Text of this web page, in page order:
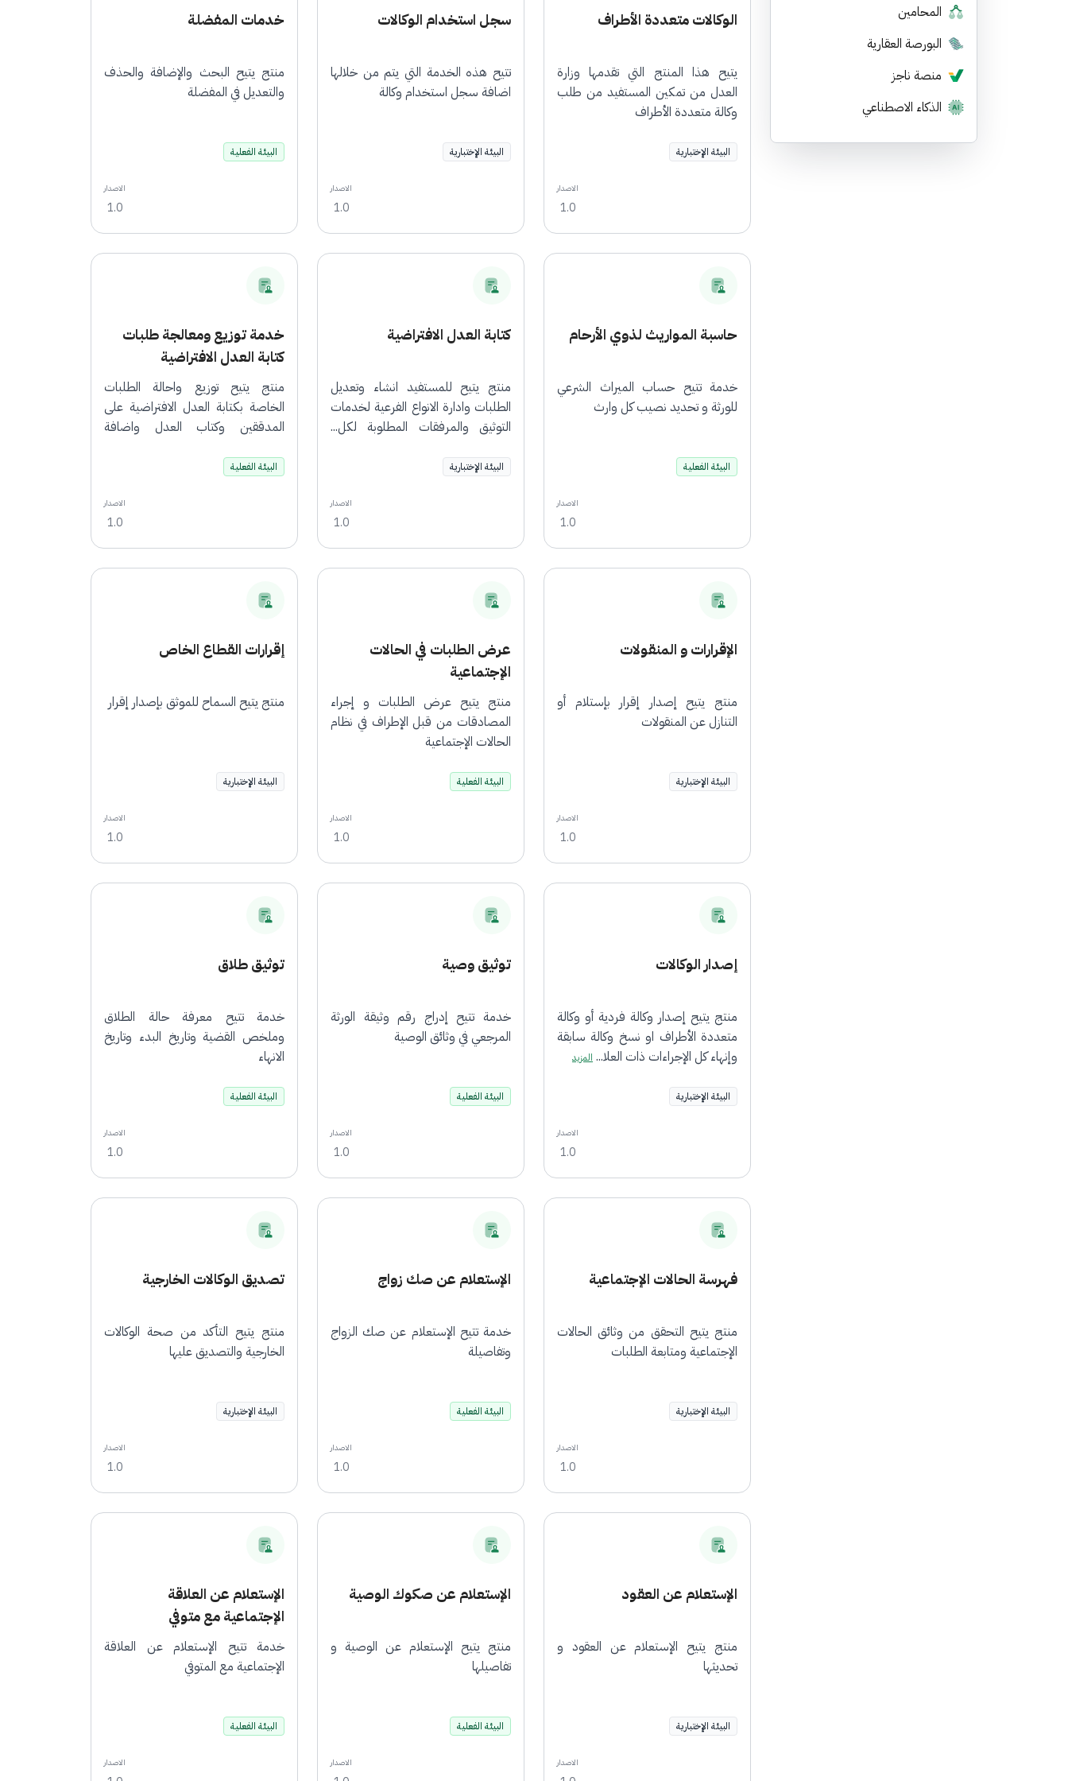
المحامين
البورصة العقارية
منصة ناجز
الذكاء الاصطناعي
الوكالات متعددة الأطراف
يتيح هذا المنتج التي تقدمها وزارة
العدل من تمكين المستفيد من طلب
وكالة متعددة الأطراف
البيئة الإختبارية
الاصدار
1.0
سجل استخدام الوكالات
تتيح هذه الخدمة التي يتم من خلالها
اضافة سجل استخدام وكالة
البيئة الإختبارية
الاصدار
1.0
خدمات المفضلة
منتج يتيح البحث والإضافة والحذف
والتعديل في المفضلة
البيئة الفعلية
الاصدار
1.0
حاسبة المواريث لذوي الأرحام
خدمة تتيح حساب الميراث الشرعي
للورثة و تحديد نصيب كل وارث
البيئة الفعلية
الاصدار
1.0
كتابة العدل الافتراضية
منتج يتيح للمستفيد انشاء وتعديل
الطلبات وادارة الانواع الفرعية لخدمات
التوثيق والمرفقات المطلوبة لكل...
البيئة الإختبارية
الاصدار
1.0
خدمة توزيع ومعالجة طلبات
كتابة العدل الافتراضية
منتج يتيح توزيع واحالة الطلبات
الخاصة بكتابة العدل الافتراضية على
المدققين وكتاب العدل واضافة
البيئة الفعلية
الاصدار
1.0
الإقرارات و المنقولات
منتج يتيح إصدار إقرار بإستلام أو
التنازل عن المنقولات
البيئة الإختبارية
الاصدار
1.0
عرض الطلبات في الحالات
الإجتماعية
منتج يتيح عرض الطلبات و إجراء
المصادقات من قبل الإطراف في نظام
الحالات الإجتماعية
البيئة الفعلية
الاصدار
1.0
إقرارات القطاع الخاص
منتج يتيح السماح للموثق بإصدار إقرار
البيئة الإختبارية
الاصدار
1.0
إصدار الوكالات
منتج يتيح إصدار وكالة فردية أو وكالة
متعددة الأطراف او نسخ وكالة سابقة
وإنهاء كل الإجراءات ذات العلا... المزيد
البيئة الإختبارية
الاصدار
1.0
توثيق وصية
خدمة تتيح إدراج رقم وثيقة الورثة
المرجعي في وثائق الوصية
البيئة الفعلية
الاصدار
1.0
توثيق طلاق
خدمة تتيح معرفة حالة الطلاق
وملخص القضية وتاريخ البدء وتاريخ
الانهاء
البيئة الفعلية
الاصدار
1.0
فهرسة الحالات الإجتماعية
منتج يتيح التحقق من وثائق الحالات
الإجتماعية ومتابعة الطلبات
البيئة الإختبارية
الاصدار
1.0
الإستعلام عن صك زواج
خدمة تتيح الإستعلام عن صك الزواج
وتفاصيلة
البيئة الفعلية
الاصدار
1.0
تصديق الوكالات الخارجية
منتج يتيح التأكد من صحة الوكالات
الخارجية والتصديق عليها
البيئة الإختبارية
الاصدار
1.0
الإستعلام عن العقود
منتج يتيح الإستعلام عن العقود و
تحديثها
البيئة الإختبارية
الاصدار
الإستعلام عن صكوك الوصية
منتج يتيح الإستعلام عن الوصية و
تفاصيلها
البيئة الفعلية
الاصدار
الإستعلام عن العلاقة
الإجتماعية مع متوفي
خدمة تتيح الإستعلام عن العلاقة
الإجتماعية مع المتوفي
البيئة الفعلية
الاصدار